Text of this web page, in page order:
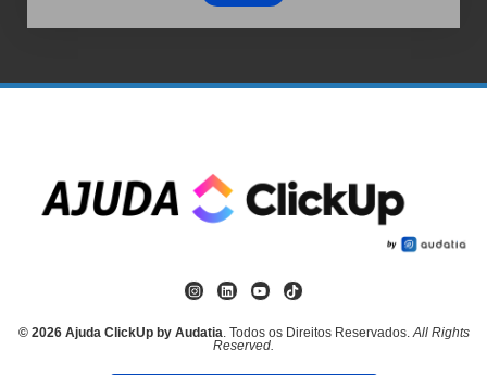
© 2026 Ajuda ClickUp by Audatia. Todos os Direitos Reservados.All Rights
Reserved.